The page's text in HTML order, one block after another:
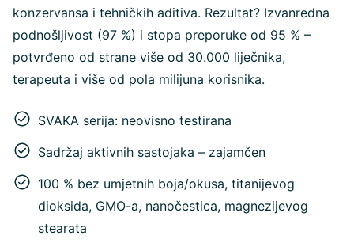
konzervansa i tehničkih aditiva. Rezultat? Izvanredna
podnošljivost (97 %) i stopa preporuke od 95 % –
potvrđeno od strane više od 30.000 liječnika,
terapeuta i više od pola milijuna korisnika.
SVAKA serija: neovisno testirana
Sadržaj aktivnih sastojaka – zajamčen
100 % bez umjetnih boja/okusa, titanijevog
dioksida, GMO-a, nanočestica, magnezijevog
stearata